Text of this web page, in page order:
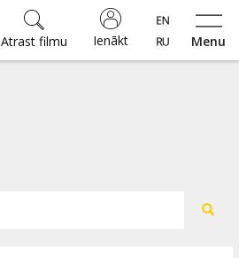
Menu
Ienākt
Atrast filmu